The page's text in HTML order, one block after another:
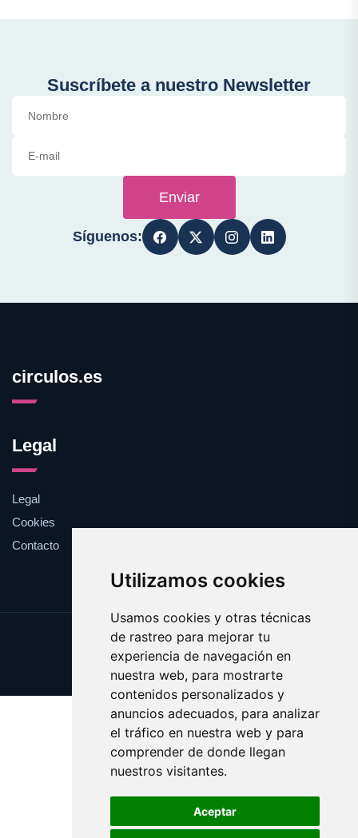
Utilizamos cookies
Usamos cookies y otras técnicas
de rastreo para mejorar tu
experiencia de navegación en
nuestra web, para mostrarte
contenidos personalizados y
anuncios adecuados, para analizar
el tráfico en nuestra web y para
comprender de donde llegan
nuestros visitantes.
Aceptar
Suscríbete a nuestro Newsletter
Enviar
Síguenos:
circulos.es
Legal
Legal
Cookies
Contacto
Update cookies preferences
Copyright © 2025 circulos.es